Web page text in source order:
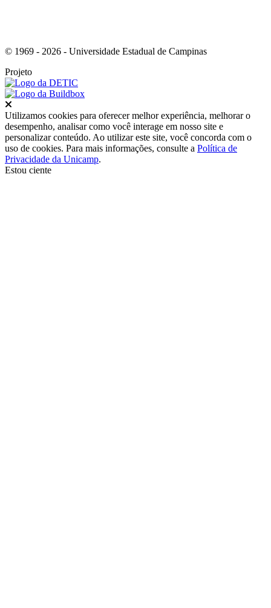
© 1969 - 2026 - Universidade Estadual de Campinas
Projeto
Utilizamos cookies para oferecer melhor experiência, melhorar o
desempenho, analisar como você interage em nosso site e
personalizar conteúdo. Ao utilizar este site, você concorda com o
uso de cookies. Para mais informações, consulte a Política de
Privacidade da Unicamp.
Estou ciente